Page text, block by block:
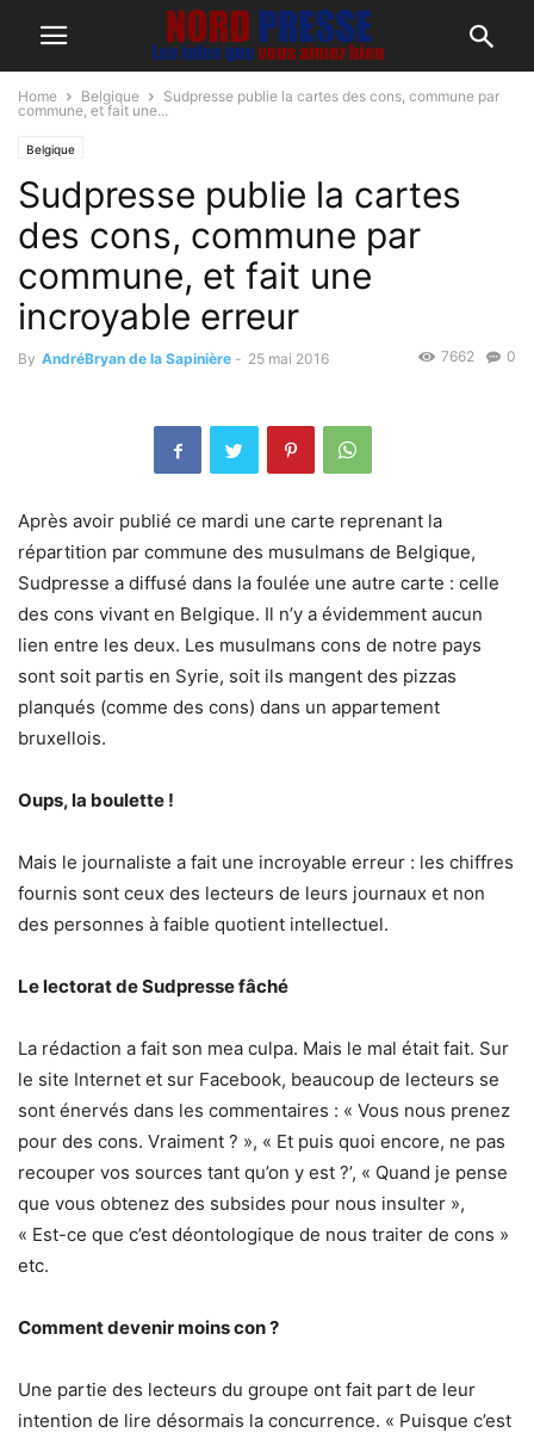
Home Belgique
Sudpresse publie la cartes des cons, commune par
commune, et fait une...
Belgique
Sudpresse publie la cartes
des cons, commune par
commune, et fait une
incroyable erreur
By AndréBryan de la Sapinière - 25 mai 2016 0
7662
Après avoir publié ce mardi une carte reprenant la
répartition par commune des musulmans de Belgique,
Sudpresse a diffusé dans la foulée une autre carte : celle
des cons vivant en Belgique. Il n’y a évidemment aucun
lien entre les deux. Les musulmans cons de notre pays
sont soit partis en Syrie, soit ils mangent des pizzas
planqués (comme des cons) dans un appartement
bruxellois.
Oups, la boulette !
Mais le journaliste a fait une incroyable erreur : les chiffres
fournis sont ceux des lecteurs de leurs journaux et non
des personnes à faible quotient intellectuel.
Le lectorat de Sudpresse fâché
La rédaction a fait son mea culpa. Mais le mal était fait. Sur
le site Internet et sur Facebook, beaucoup de lecteurs se
sont énervés dans les commentaires : « Vous nous prenez
pour des cons. Vraiment ? », « Et puis quoi encore, ne pas
recouper vos sources tant qu’on y est ?’, « Quand je pense
que vous obtenez des subsides pour nous insulter »,
« Est-ce que c’est déontologique de nous traiter de cons »
etc.
Comment devenir moins con ?
Une partie des lecteurs du groupe ont fait part de leur
intention de lire désormais la concurrence. « Puisque c’est